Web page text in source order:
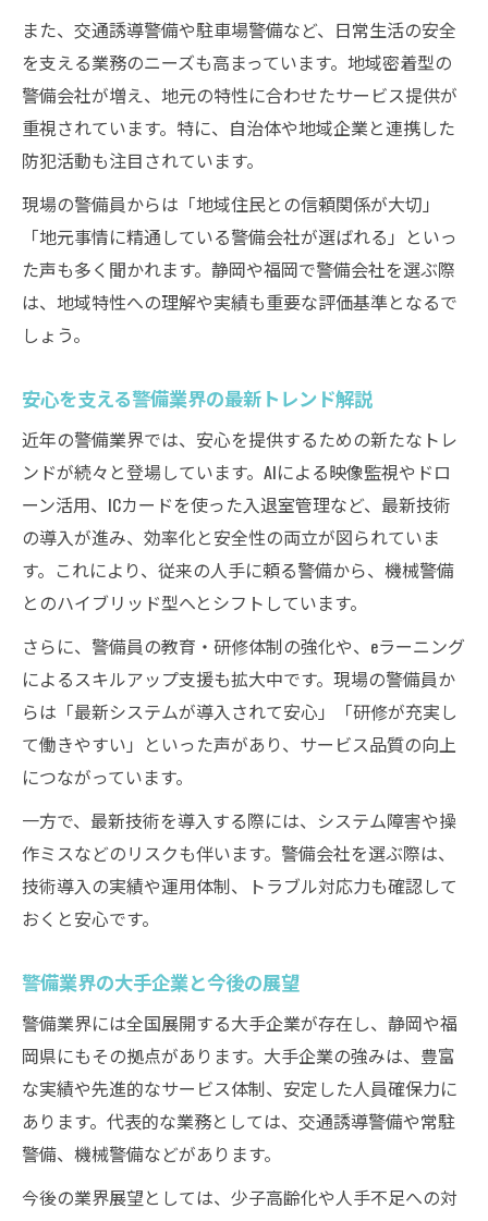
また、交通誘導警備や駐車場警備など、日常生活の安全
を支える業務のニーズも高まっています。地域密着型の
警備会社が増え、地元の特性に合わせたサービス提供が
重視されています。特に、自治体や地域企業と連携した
防犯活動も注目されています。
現場の警備員からは「地域住民との信頼関係が大切」
「地元事情に精通している警備会社が選ばれる」といっ
た声も多く聞かれます。静岡や福岡で警備会社を選ぶ際
は、地域特性への理解や実績も重要な評価基準となるで
しょう。
安心を支える警備業界の最新トレンド解説
近年の警備業界では、安心を提供するための新たなトレ
ンドが続々と登場しています。AIによる映像監視やドロ
ーン活用、ICカードを使った入退室管理など、最新技術
の導入が進み、効率化と安全性の両立が図られていま
す。これにより、従来の人手に頼る警備から、機械警備
とのハイブリッド型へとシフトしています。
さらに、警備員の教育・研修体制の強化や、eラーニング
によるスキルアップ支援も拡大中です。現場の警備員か
らは「最新システムが導入されて安心」「研修が充実し
て働きやすい」といった声があり、サービス品質の向上
につながっています。
一方で、最新技術を導入する際には、システム障害や操
作ミスなどのリスクも伴います。警備会社を選ぶ際は、
技術導入の実績や運用体制、トラブル対応力も確認して
おくと安心です。
警備業界の大手企業と今後の展望
警備業界には全国展開する大手企業が存在し、静岡や福
岡県にもその拠点があります。大手企業の強みは、豊富
な実績や先進的なサービス体制、安定した人員確保力に
あります。代表的な業務としては、交通誘導警備や常駐
警備、機械警備などがあります。
今後の業界展望としては、少子高齢化や人手不足への対